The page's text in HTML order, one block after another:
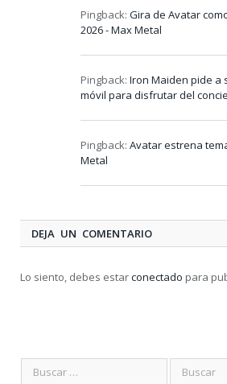
Pingback: Gira de Avatar
2026 - Max Metal
Pingback: Iron Maiden pide a
móvil para disfrutar del
Pingback: Avatar estrena
Metal
DEJA UN COMENTARIO
Lo siento, debes estarconectado para